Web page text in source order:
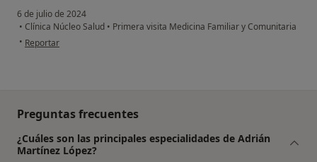
6 de julio de 2024
• Clínica Núcleo Salud • Primera visita Medicina Familiar y Comunitaria
• en opinión del usuario Judit Socorro-Balint
Reportar
Preguntas frecuentes
¿Cuáles son las principales especialidades de Adrián
Martínez López?